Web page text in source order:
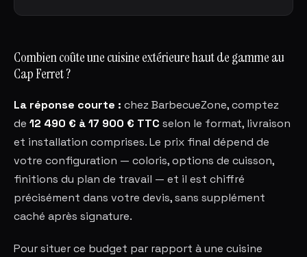
Combien coûte une cuisine extérieure haut de gamme au
Cap Ferret ?
La réponse courte : chez BarbecueZone, comptez
de 12 490 € à 17 900 € TTC selon le format, livraison
et installation comprises. Le prix final dépend de
votre configuration — coloris, options de cuisson,
finitions du plan de travail — et il est chiffré
précisément dans votre devis, sans supplément
caché après signature.
Pour situer ce budget par rapport à une cuisine